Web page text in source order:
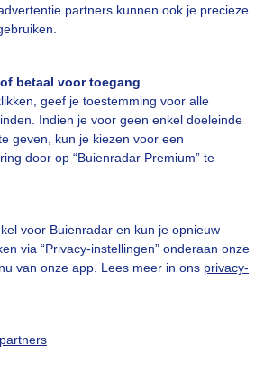
partners kunnen ook je precieze
betaal voor toegang
geef je toestemming voor alle
Indien je voor geen enkel doeleinde
geven, kun je kiezen voor een
door op “Buienradar Premium” te
voor Buienradar en kun je opnieuw
via “Privacy-instellingen” onderaan onze
van onze app. Lees meer in ons privacy-